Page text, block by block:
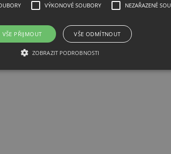
VÝKONOVÉ SOUBORY NEZAŘAZENÉ
VŠE PŘIJMOUT VŠE ODMÍTNOUT
ZOBRAZIT PODROBNOSTI